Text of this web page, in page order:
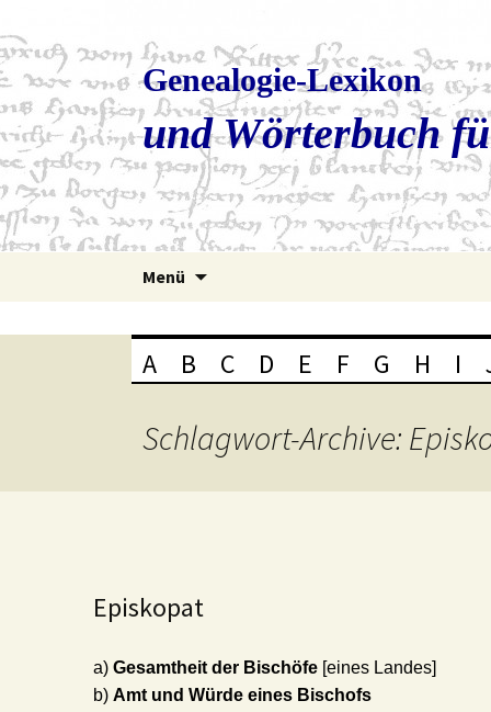
Genealogie-Lexikon
und Wörterbuch
Menü
A B C D E F G H I
Schlagwort-Archive:
Episkopat
a) Gesamtheit der Bischöfe [eines Landes]
b) Amt und Würde eines Bischofs